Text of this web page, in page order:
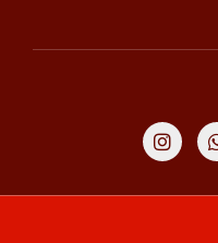
W
h
a
t
I
n
s
t